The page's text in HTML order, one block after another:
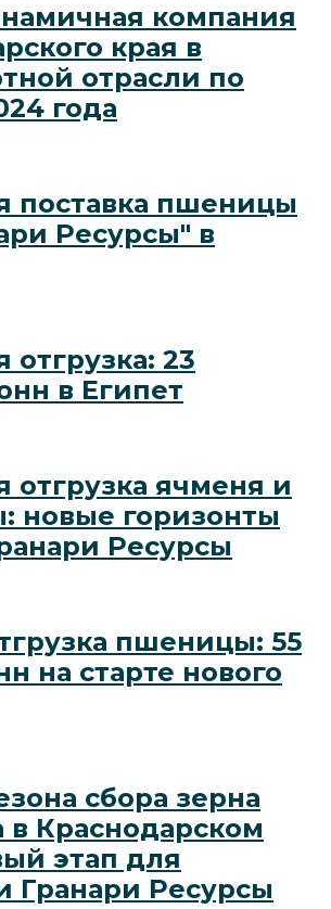
компания
края в
отрасли по
года
поставка пшеницы
Ресурсы" в
отгрузка: 23
в Египет
отгрузка ячменя и
новые горизонты
Ресурсы
пшеницы: 55
на старте нового
сбора зерна
в Краснодарском
этап для
Гранари Ресурсы